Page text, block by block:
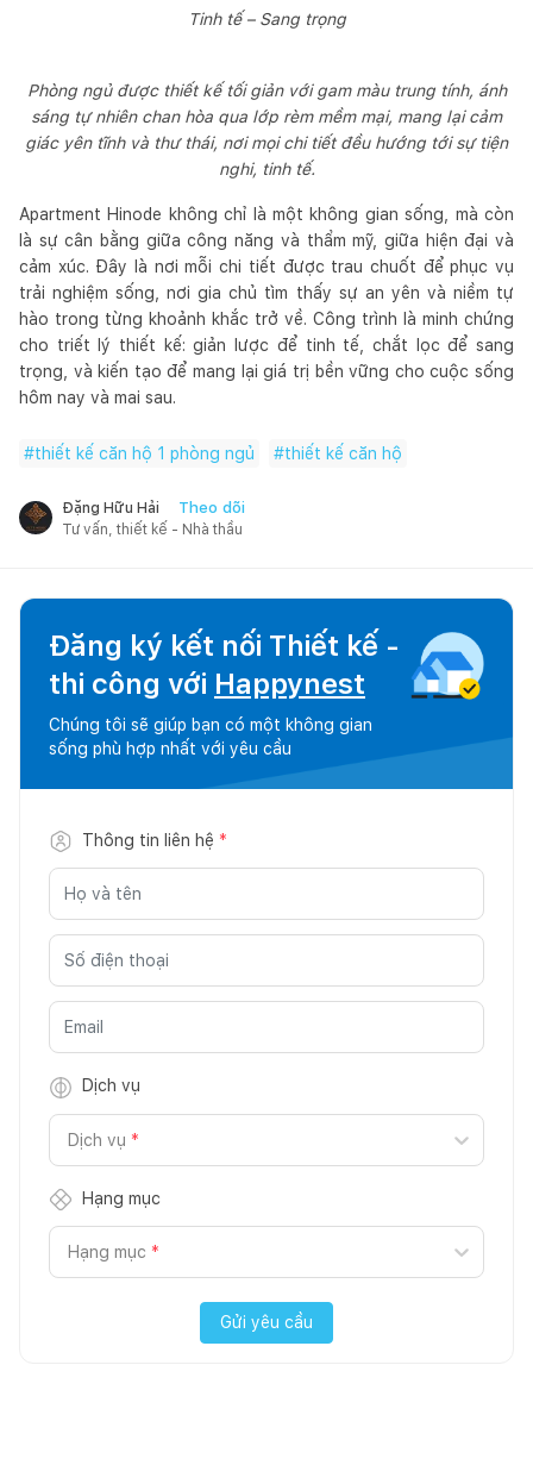
Tinh tế – Sang trọng
Phòng ngủ được thiết kế tối giản với gam màu trung tính, ánh
sáng tự nhiên chan hòa qua lớp rèm mềm mại, mang lại cảm
giác yên tĩnh và thư thái, nơi mọi chi tiết đều hướng tới sự tiện
nghi, tinh tế.
Apartment Hinode không chỉ là một không gian sống, mà còn
là sự cân bằng giữa công năng và thẩm mỹ, giữa hiện đại và
cảm xúc. Đây là nơi mỗi chi tiết được trau chuốt để phục vụ
trải nghiệm sống, nơi gia chủ tìm thấy sự an yên và niềm tự
hào trong từng khoảnh khắc trở về. Công trình là minh chứng
cho triết lý thiết kế: giản lược để tinh tế, chắt lọc để sang
trọng, và kiến tạo để mang lại giá trị bền vững cho cuộc sống
hôm nay và mai sau.
#thiết kế căn hộ 1 phòng ngủ #thiết kế căn hộ
Đặng Hữu Hải Theo dõi
Tư vấn, thiết kế - Nhà thầu
Đăng ký kết nối Thiết kế -
thi công với Happynest
Chúng tôi sẽ giúp bạn có một không gian
sống phù hợp nhất với yêu cầu
Thông tin liên hệ *
Dịch vụ
Dịch vụ *
Hạng mục
Hạng mục *
Gửi yêu cầu